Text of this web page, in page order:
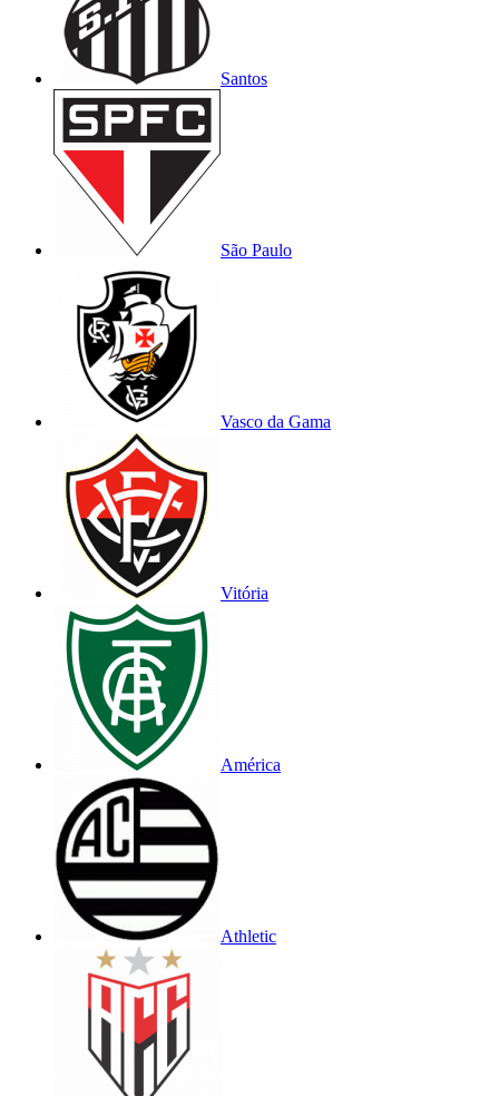
Santos
São Paulo
Vasco da Gama
Vitória
América
Athletic